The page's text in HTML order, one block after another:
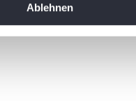
Ablehnen